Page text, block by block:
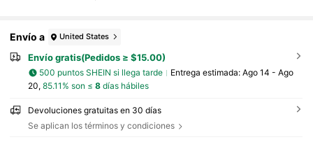
Envío a United States
Envío gratis(Pedidos ≥ $15.00)
500 puntos SHEIN si llega tarde Entrega estimada: Ago 14 - Ago
20, 85.11% son ≤ 8días hábiles
Devoluciones gratuitas en 30 días
Se aplican los términos y condiciones